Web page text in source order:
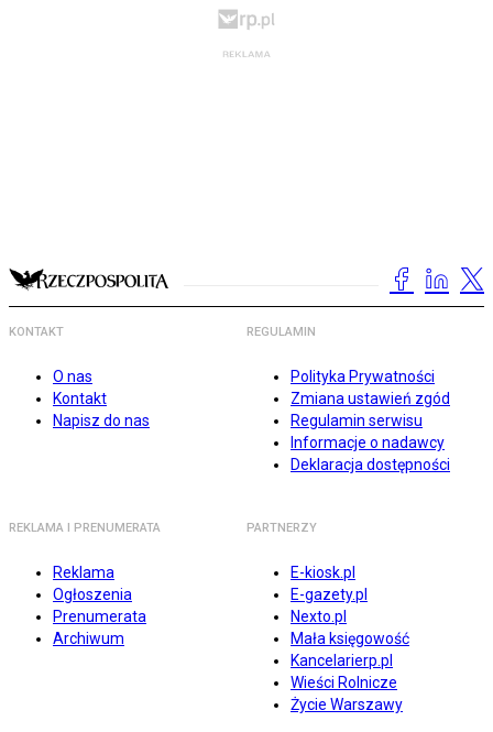
KONTAKT
O nas
Kontakt
Napisz do nas
REGULAMIN
Polityka Prywatności
Zmiana ustawień zgód
Regulamin serwisu
Informacje o nadawcy
Deklaracja dostępności
REKLAMA I PRENUMERATA
Reklama
Ogłoszenia
Prenumerata
Archiwum
PARTNERZY
E-kiosk.pl
E-gazety.pl
Nexto.pl
Mała księgowość
Kancelarierp.pl
Wieści Rolnicze
Życie Warszawy